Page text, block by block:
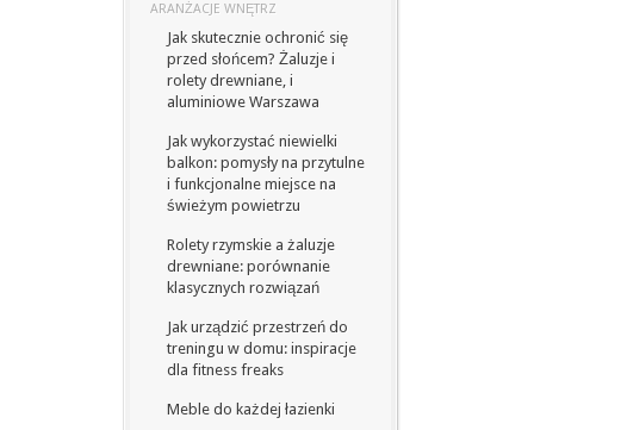
ARANŻACJE WNĘTRZ
Jak skutecznie ochronić się
przed słońcem? Żaluzje i
rolety drewniane, i
aluminiowe Warszawa
Jak wykorzystać niewielki
balkon: pomysły na przytulne
i funkcjonalne miejsce na
świeżym powietrzu
Rolety rzymskie a żaluzje
drewniane: porównanie
klasycznych rozwiązań
Jak urządzić przestrzeń do
treningu w domu: inspiracje
dla fitness freaks
Meble do każdej łazienki